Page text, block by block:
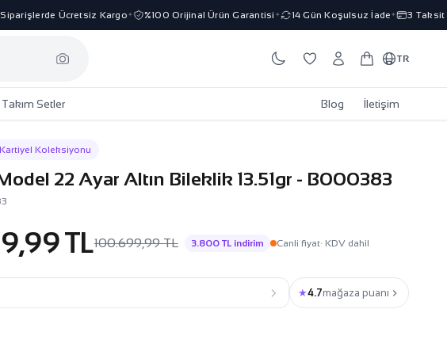
Ücretsiz Kargo✦ %100 Orijinal Ürün Garantisi ✦ 14 Gün Koşulsuz İade✦ 3 Taksit
TR
Takım Setler Blog İletişim
Koleksiyonu
22 Ayar Altın Bileklik 13.51gr - B000383
TL100.699,99 TL 3.800 TL indirim Canli fiyat· KDV dahil
★4.7mağaza puanı